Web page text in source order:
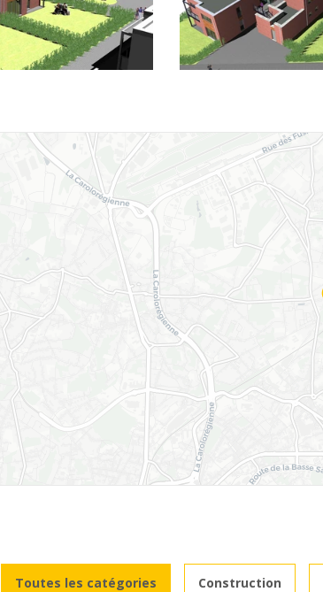
Toutes les catégories Construction